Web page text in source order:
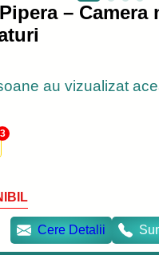
– Camera
au vizualizat
3
Cere Detalii